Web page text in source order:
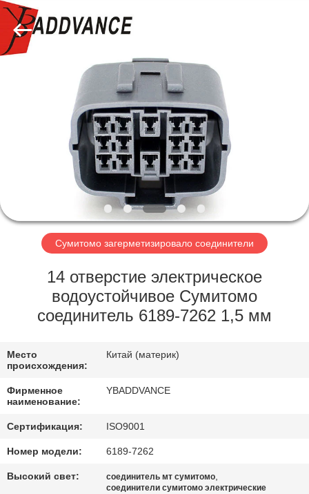
ПРОДУКТЫ
ПУТЕШЕСТВИЕ
ФАБРИКИ
ПРОВЕРКА
КАЧЕСТВА
СВЯЖИТЕСЬ
МЫ
СПРОСИТЕ
ЦИТАТУ
YingBao
Auto
Parts
Co.,Ltd.
Rights
Reserved.
Сумитомо загерметизировало соединители
14 отверстие электрическое
водоустойчивое Сумитомо
соединитель 6189-7262 1,5 мм
Место
происхождения:
Китай (материк)
Фирменное
наименование:
YBADDVANCE
Сертификация: ISO9001
Номер модели: 6189-7262
Высокий свет: соединитель мт сумитомо,
соединители сумитомо электрические